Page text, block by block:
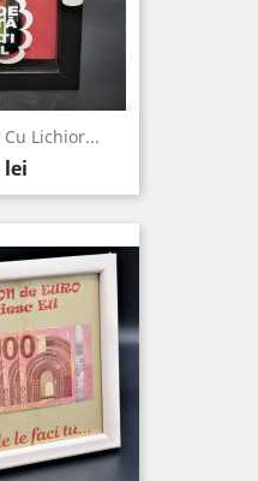
Cu Lichior...
lei